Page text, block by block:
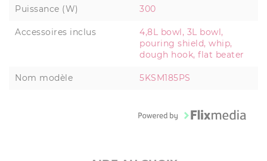
Puissance (W) 300
Accessoires inclus
4,8L bowl, 3L bowl,
pouring shield, whip,
dough hook, flat beater
Nom modèle 5KSM185PS